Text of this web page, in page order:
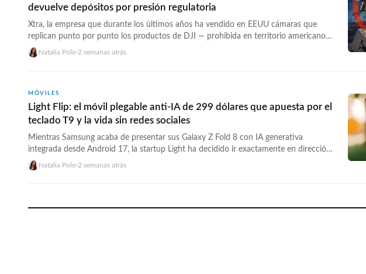
devuelve depósitos por presión regulatoria
Xtra, la empresa que durante los últimos años ha vendido en EEUU cámaras que
replican punto por punto los productos de DJI — prohibida en territorio americano
— acaba de eliminar de su web el Xtra Muse 2 Pro (el equivalente al DJI Osmo
Pocket 4P), ha pausado todos los preorders y ha anunciado que… <a
Natalia Polo·2 semanas atrás
MÓVILES
Light Flip: el móvil plegable anti-IA de 299 dólares que apuesta por el
teclado T9 y la vida sin redes sociales
Mientras Samsung acaba de presentar sus Galaxy Z Fold 8 con IA generativa
integrada desde Android 17, la startup Light ha decidido ir exactamente en dirección
contraria. El Light Flip, anunciado esta semana, es un teléfono plegable sin pantalla
táctil, sin apps de redes sociales, sin IA, sin publicidad y sin navegador. Su precio de…
Natalia Polo·2 semanas atrás